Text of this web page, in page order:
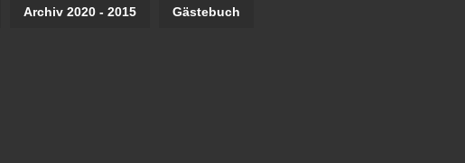
Archiv 2020 - 2015 Gästebuch